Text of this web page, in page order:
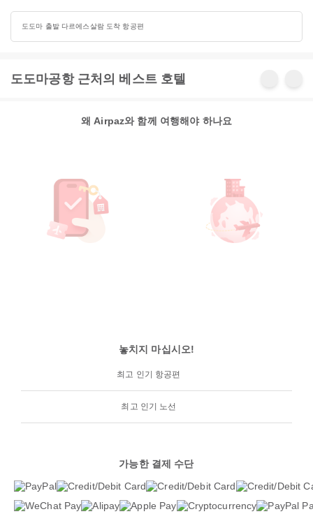
도도마 출발 다르에스살람 도착 항공편
도도마공항 근처의 베스트 호텔
왜 Airpaz와 함께 여행해야 하나요
놓치지 마십시오!
최고 인기 항공편
최고 인기 노선
가능한 결제 수단